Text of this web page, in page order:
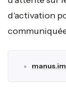
d'activation
manus.im